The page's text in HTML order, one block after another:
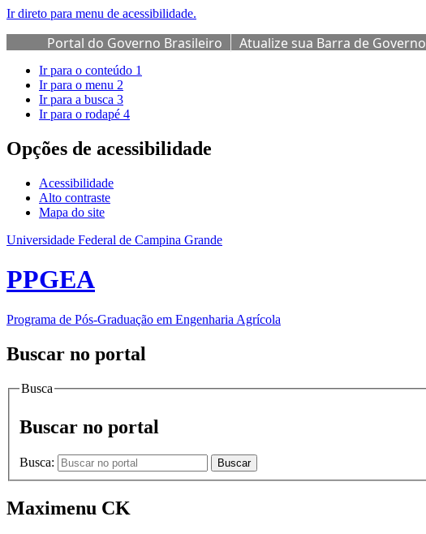
Ir direto para menu de acessibilidade.
Portal do Governo Brasileiro Atualize sua Barra de Governo
Ir para o conteúdo 1
Ir para o menu 2
Ir para a busca 3
Ir para o rodapé 4
Opções de acessibilidade
Acessibilidade
Alto contraste
Mapa do site
Universidade Federal de Campina Grande
PPGEA
Programa de Pós-Graduação em Engenharia Agrícola
Buscar no portal
Busca
Buscar no portal
Busca: Buscar
Maximenu CK